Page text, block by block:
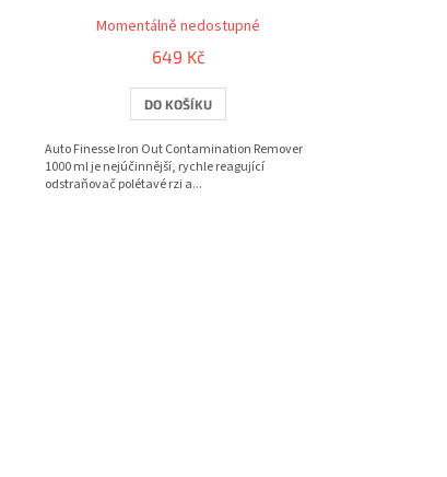
hodnocení
je
5,0
z
5
hvězdiček.
Momentálně nedostupné
649 Kč
DO KOŠÍKU
Auto Finesse Iron Out Contamination Remover
1000 ml je nejúčinnější, rychle reagující
odstraňovač polétavé rzi a...